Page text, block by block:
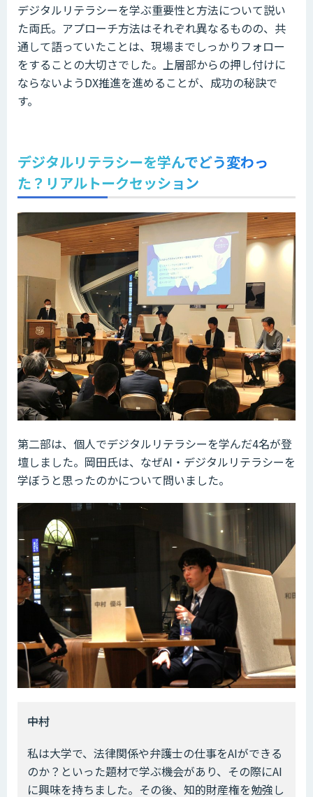
デジタルリテラシーを学ぶ重要性と方法について説い
た両氏。アプローチ方法はそれぞれ異なるものの、共
通して語っていたことは、現場までしっかりフォロー
をすることの大切さでした。上層部からの押し付けに
ならないようDX推進を進めることが、成功の秘訣で
す。
デジタルリテラシーを学んでどう変わっ
た？リアルトークセッション
第二部は、個人でデジタルリテラシーを学んだ4名が登
壇しました。岡田氏は、なぜAI・デジタルリテラシーを
学ぼうと思ったのかについて問いました。
――中村
私は大学で、法律関係や弁護士の仕事をAIができる
のか？といった題材で学ぶ機会があり、その際にAI
に興味を持ちました。その後、知的財産権を勉強し